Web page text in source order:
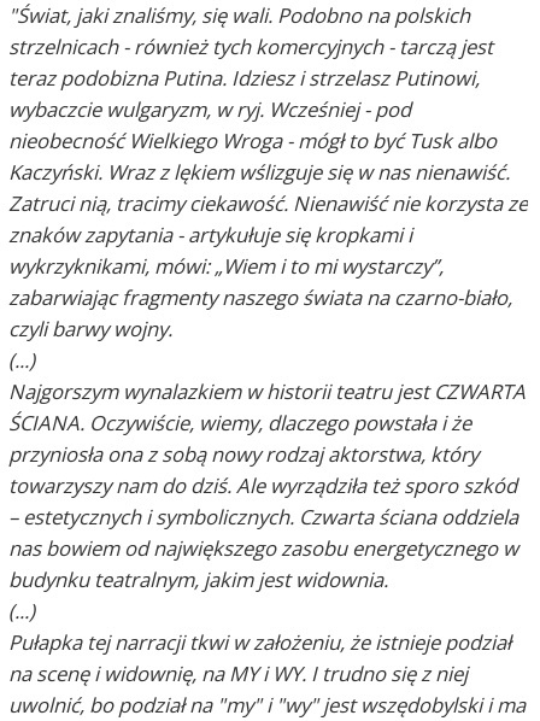
"Świat, jaki znaliśmy, się wali. Podobno na polskich
strzelnicach - również tych komercyjnych - tarczą jest
teraz podobizna Putina. Idziesz i strzelasz Putinowi,
wybaczcie wulgaryzm, w ryj. Wcześniej - pod
nieobecność Wielkiego Wroga - mógł to być Tusk albo
Kaczyński. Wraz z lękiem wślizguje się w nas nienawiść.
Zatruci nią, tracimy ciekawość. Nienawiść nie korzysta ze
znaków zapytania - artykułuje się kropkami i
wykrzyknikami, mówi: „Wiem i to mi wystarczy”,
zabarwiając fragmenty naszego świata na czarno-biało,
czyli barwy wojny.
(...)
Najgorszym wynalazkiem w historii teatru jest CZWARTA
ŚCIANA. Oczywiście, wiemy, dlaczego powstała i że
przyniosła ona z sobą nowy rodzaj aktorstwa, który
towarzyszy nam do dziś. Ale wyrządziła też sporo szkód
– estetycznych i symbolicznych. Czwarta ściana oddziela
nas bowiem od największego zasobu energetycznego w
budynku teatralnym, jakim jest widownia.
(...)
Pułapka tej narracji tkwi w założeniu, że istnieje podział
na scenę i widownię, na MY i WY. I trudno się z niej
uwolnić, bo podział na "my" i "wy" jest wszędobylski i ma